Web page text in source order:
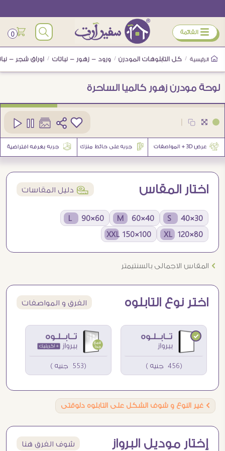
ÿ القائمة 0
الرئيسية / كل التابلوهات المودرن / ورود - زهور - نباتات / اوراق شجر -
لوحة مودرن زهور كالميا الساحرة
اختار المقاس í دليل المقاسات
30×40 S
40×60 M
60×90 L
80×120 XL
100×150 XXL
Ö المقاس الاجمالى بالسنتيمتر
اختر نوع التابلوه الفرق و المواصفات
(456 جنيه ) (553 جنيه )
Ö غير النوع و شوف الشكل على التابلوه دلوقتى
إختار موديل البرواز شوف الفرق هنا